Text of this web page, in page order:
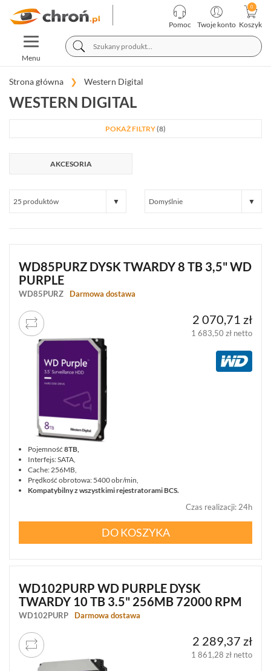
Pomoc Twoje konto Koszyk
TOGGLE
NAVIGATION
Menu
KATEGORIE
PRODUCENCI
TELEWIZJA
PRZEMYSŁOWA
ALARMOWE
SYSTEMY
PPOŻ
KONTROLA
BUDYNEK
TRANSMISJA,
UPS-
Y
WIEŻE
MOBILNE
LICENCJE
MANAGER
ZESTAWY
WYPRZEDAŻ
NOWOŚCI
(102)
PROMOCJE
(74)
LOGOWANIE
FIRMIE
OPINIE
SZKOLENIA
KONTAKT
CENNIKI
OPROGRAMOWANIE
DOSTAWA
ZWROT
REKLAMACJE
DANE
REGULAMIN
POLITYKA
PRYWATNOŚCI
Strona główna Western Digital
FILTRY PRODUKTÓW
CENA
PRODUCENT / SERIA
ZAMKNIJ RESETUJ FILTRY SZUKAJ
WESTERN DIGITAL
POKAŻ FILTRY(8)
AKCESORIA
WD85PURZ DYSK TWARDY 8 TB 3,5" WD
PURPLE
WD85PURZ Darmowa dostawa
2 070,71 zł
1 683,50 zł netto
Pojemność 8TB,
Interfejs: SATA,
Cache: 256MB,
Prędkość obrotowa: 5400 obr/min,
Kompatybilny z wszystkimi rejestratorami BCS.
Czas realizacji: 24h
DO KOSZYKA
WD102PURP WD PURPLE DYSK
TWARDY 10 TB 3.5" 256MB 72000 RPM
WD102PURP Darmowa dostawa
2 289,37 zł
1 861,28 zł netto